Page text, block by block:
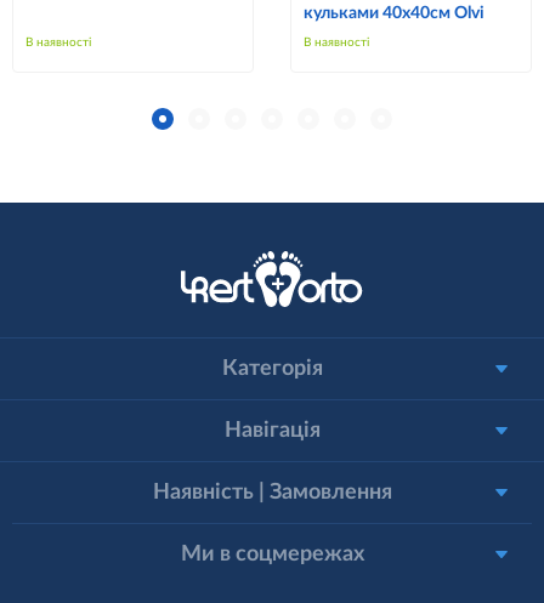
В наявності
кульками 40х40см Olvi
В наявності
Категорія
Навігація
Наявність | Замовлення
Ми в соцмережах